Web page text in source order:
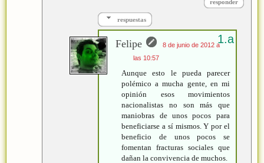
responder
respuestas
Felipe
8 de junio de 2012 a
las 10:57
Aunque esto le pueda parecer
polémico a mucha gente, en mi
opinión esos movimientos
nacionalistas no son más que
maniobras de unos pocos para
beneficiarse a sí mismos. Y por el
beneficio de unos pocos se
fomentan fracturas sociales que
dañan la convivencia de muchos.